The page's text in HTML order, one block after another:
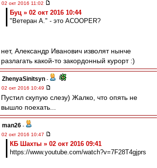
02 окт 2016 11:02
Буц » 02 окт 2016 10:44
"Ветеран А." - это ACOOPER?
нет, Александр Иванович изволят нынче
разлагать какой-то закордонный курорт :)
ZhenyaSinitsyn -
02 окт 2016 10:49
Пустил скупую слезу) Жалко, что опять не
вышло поехать...
man26 -
02 окт 2016 10:47
КБ Шахты » 02 окт 2016 09:41
https://www.youtube.com/watch?v=7F28T4gjprs